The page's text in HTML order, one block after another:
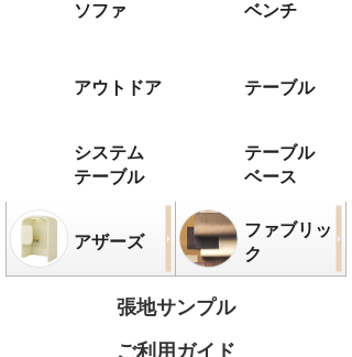
ソファ ベンチ
アウトドア テーブル
システム
テーブル
テーブル
ベース
アザーズ
ファブリッ
ク
張地サンプル
ご利用ガイド